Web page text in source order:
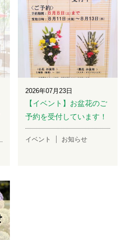
2026年07月23日
【イベント】お盆花のご
予約を受付しています！
イベント お知らせ